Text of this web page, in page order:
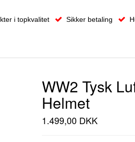
i topkvalitet Sikker betaling
WW2 Tysk
Helmet
1.499,00 DKK